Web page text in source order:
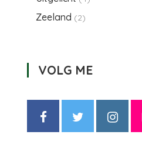
Zeeland (2)
VOLG ME